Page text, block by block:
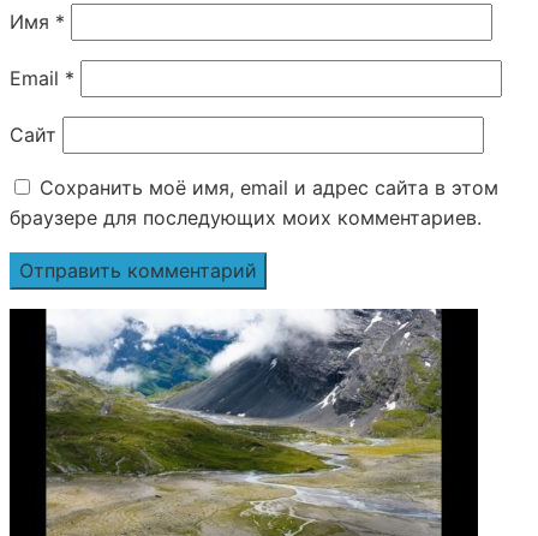
Имя *
Email *
Сайт
Сохранить моё имя, email и адрес сайта в этом
браузере для последующих моих комментариев.